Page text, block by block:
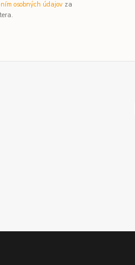
osobných údajov za